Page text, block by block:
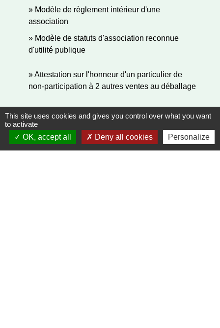
Modèle de règlement intérieur d'une
association
Modèle de statuts d'association reconnue
d'utilité publique
Attestation sur l'honneur d'un particulier de
non-participation à 2 autres ventes au déballage
This site uses cookies and gives you control over what you want
to activate
OK, accept all
Deny all cookies Personalize